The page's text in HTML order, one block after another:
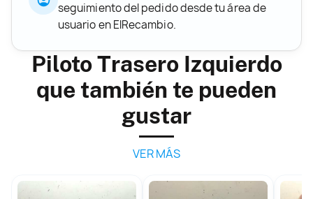
seguimiento del pedido desde tu área de
usuario en ElRecambio.
Piloto Trasero Izquierdo
que también te pueden
gustar
VER MÁS